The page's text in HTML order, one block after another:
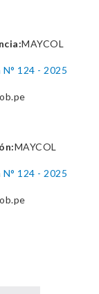
MAYCOL
124 - 2025
MAYCOL
124 - 2025